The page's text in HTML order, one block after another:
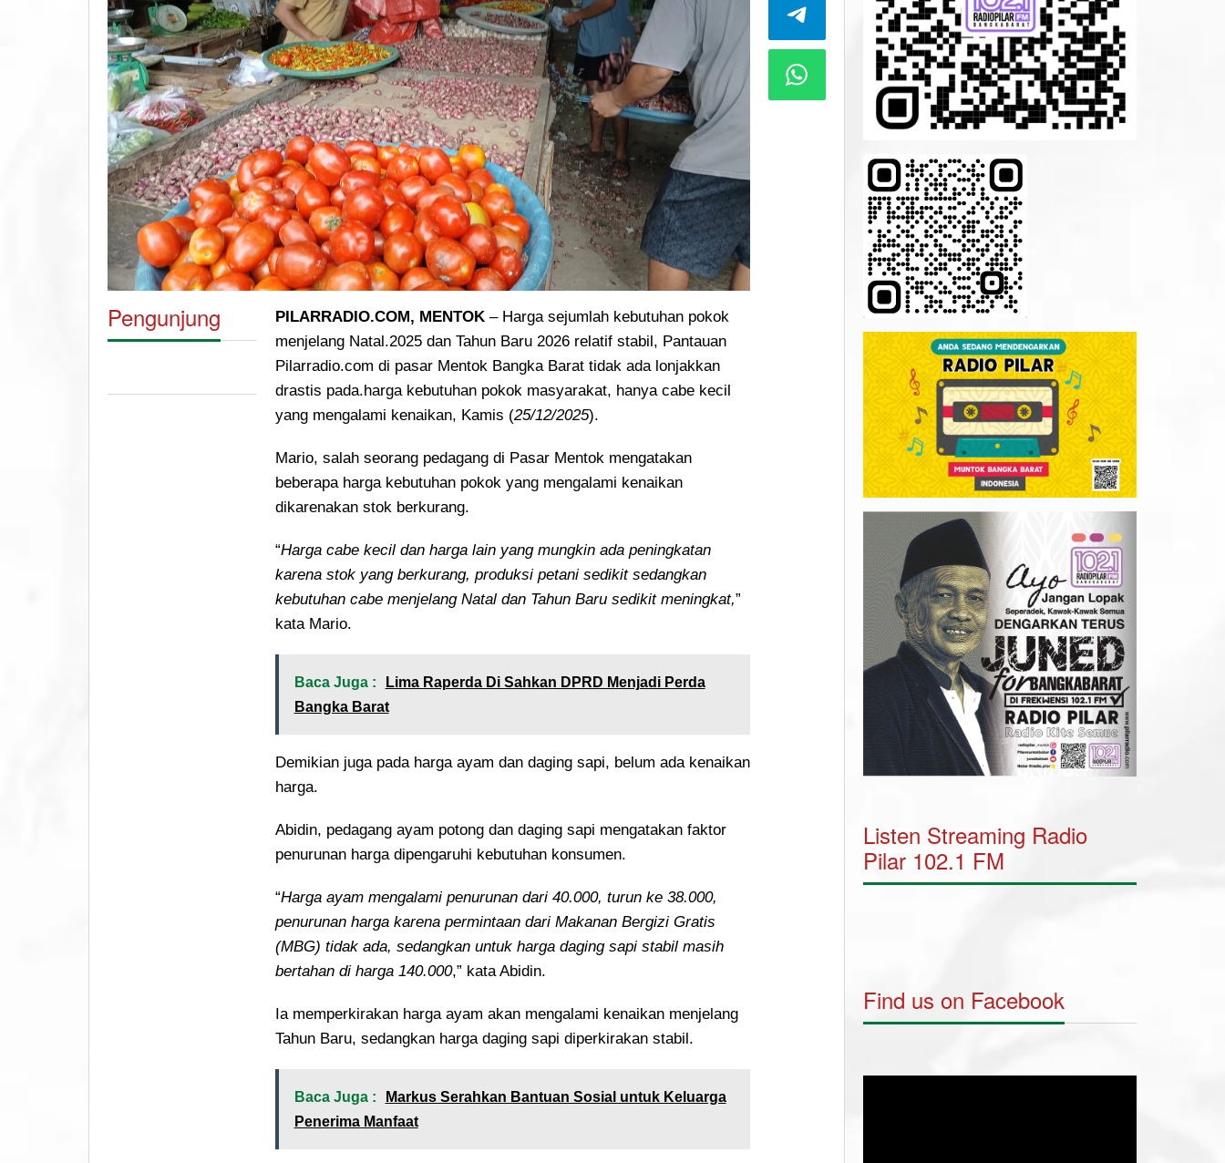
Pengunjung PILARRADIO.COM, MENTOK– Harga sejumlah kebutuhan pokok
menjelang Natal.2025 dan Tahun Baru 2026 relatif stabil, Pantauan
Pilarradio.com di pasar Mentok Bangka Barat tidak ada lonjakkan
drastis pada.harga kebutuhan pokok masyarakat, hanya cabe kecil
yang mengalami kenaikan, Kamis (25/12/2025).
Mario, salah seorang pedagang di Pasar Mentok mengatakan
beberapa harga kebutuhan pokok yang mengalami kenaikan
dikarenakan stok berkurang.
“Harga cabe kecil dan harga lain yang mungkin ada peningkatan
karena stok yang berkurang, produksi petani sedikit sedangkan
kebutuhan cabe menjelang Natal dan Tahun Baru sedikit meningkat,”
kata Mario.
Baca Juga :
Lima Raperda Di Sahkan DPRD Menjadi Perda
Bangka Barat
Demikian juga pada harga ayam dan daging sapi, belum ada kenaikan
harga.
Abidin, pedagang ayam potong dan daging sapi mengatakan faktor
penurunan harga dipengaruhi kebutuhan konsumen.
“Harga ayam mengalami penurunan dari 40.000, turun ke 38.000,
penurunan harga karena permintaan dari Makanan Bergizi Gratis
(MBG) tidak ada, sedangkan untuk harga daging sapi stabil masih
bertahan di harga 140.000,” kata Abidin.
Ia memperkirakan harga ayam akan mengalami kenaikan menjelang
Tahun Baru, sedangkan harga daging sapi diperkirakan stabil.
Baca Juga :
Markus Serahkan Bantuan Sosial untuk Keluarga
Penerima Manfaat
Listen Streaming Radio
Pilar 102.1 FM
Find us on Facebook